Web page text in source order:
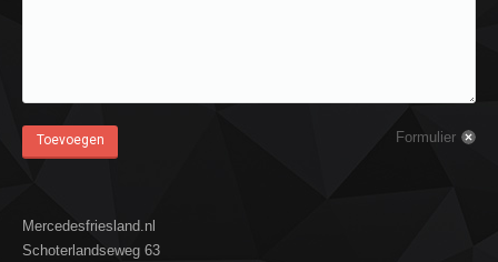
Toevoegen Formulier
Mercedesfriesland.nl
Schoterlandseweg 63